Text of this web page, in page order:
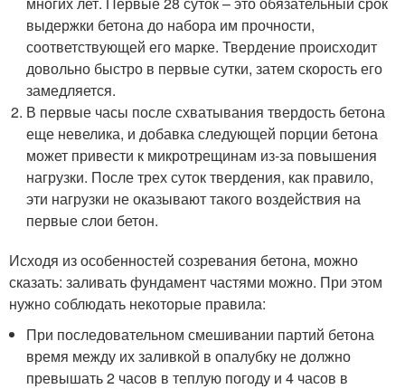
выдержки бетона до набора им прочности,
соответствующей его марке. Твердение происходит
довольно быстро в первые сутки, затем скорость его
замедляется.
В первые часы после схватывания твердость бетона
еще невелика, и добавка следующей порции бетона
может привести к микротрещинам из-за повышения
нагрузки. После трех суток твердения, как правило,
эти нагрузки не оказывают такого воздействия на
первые слои бетон.
Исходя из особенностей созревания бетона, можно
сказать: заливать фундамент частями можно. При этом
нужно соблюдать некоторые правила:
При последовательном смешивании партий бетона
время между их заливкой в опалубку не должно
превышать 2 часов в теплую погоду и 4 часов в